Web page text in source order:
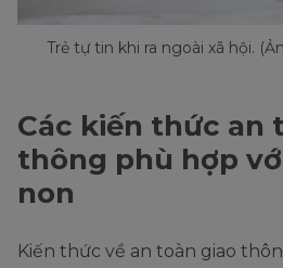
Trẻ tự tin khi ra ngoài xã hội.
Các kiến thức an
thông phù hợp
non
Kiến thức về an toàn giao